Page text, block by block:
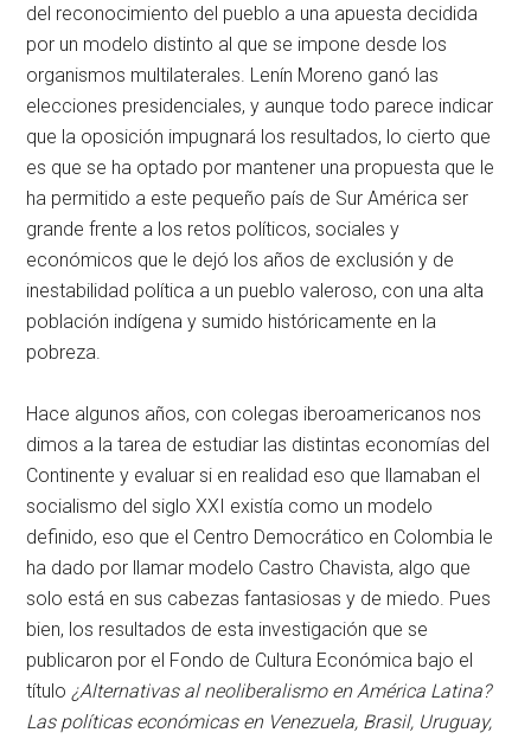
del reconocimiento del pueblo a una apuesta decidida
por un modelo distinto al que se impone desde los
organismos multilaterales. Lenín Moreno ganó las
elecciones presidenciales, y aunque todo parece indicar
que la oposición impugnará los resultados, lo cierto que
es que se ha optado por mantener una propuesta que le
ha permitido a este pequeño país de Sur América ser
grande frente a los retos políticos, sociales y
económicos que le dejó los años de exclusión y de
inestabilidad política a un pueblo valeroso, con una alta
población indígena y sumido históricamente en la
pobreza.
Hace algunos años, con colegas iberoamericanos nos
dimos a la tarea de estudiar las distintas economías del
Continente y evaluar si en realidad eso que llamaban el
socialismo del siglo XXI existía como un modelo
definido, eso que el Centro Democrático en Colombia le
ha dado por llamar modelo Castro Chavista, algo que
solo está en sus cabezas fantasiosas y de miedo. Pues
bien, los resultados de esta investigación que se
publicaron por el Fondo de Cultura Económica bajo el
título ¿Alternativas al neoliberalismo en América Latina?
Las políticas económicas en Venezuela, Brasil, Uruguay,